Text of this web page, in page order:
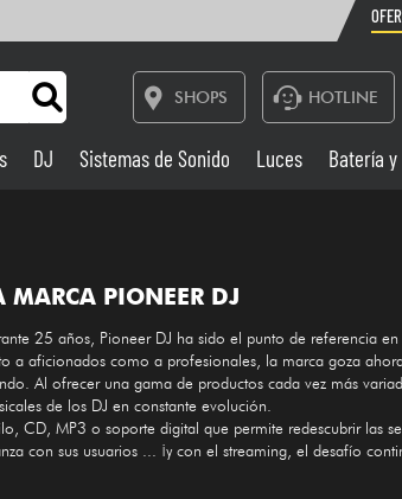
SHOPS HOTLINE
France
English
Sistemas de
Vientos
DJ Sistemas de Sonido Luces Batería
MARCA PIONEER DJ
25 años, Pioneer DJ ha sido el punto de referencia
a aficionados como a profesionales, la marca goza
Al ofrecer una gama de productos cada vez más
de los DJ en constante evolución.
CD, MP3 o soporte digital que permite redescubrir las
con sus usuarios ... ¡y con el streaming, el desafío